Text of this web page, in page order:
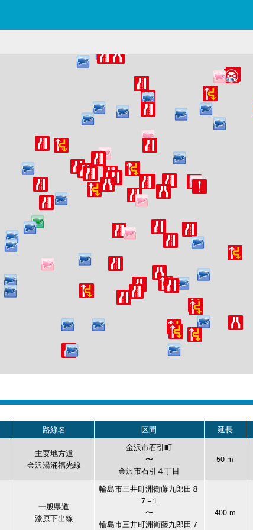
路線名 区間 延長
主要地方道
金沢湯涌福光線
金沢市石引町
〜
金沢市石引４丁目
50 m
一般県道
漆原下出線
輪島市三井町洲衛藤九郎田８
７−１
〜
輪島市三井町洲衛藤九郎田７
400 m